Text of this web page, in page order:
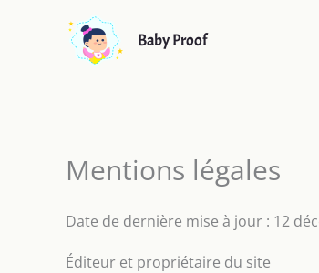
Baby Proof
Mentions légales
Date de dernière mise à jour : 12
Éditeur et propriétaire du site